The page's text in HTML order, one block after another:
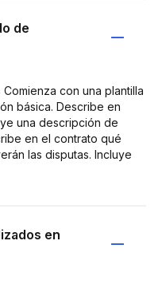
de
con una plantilla
básica. Describe en
una descripción de
en el contrato qué
las disputas. Incluye
en